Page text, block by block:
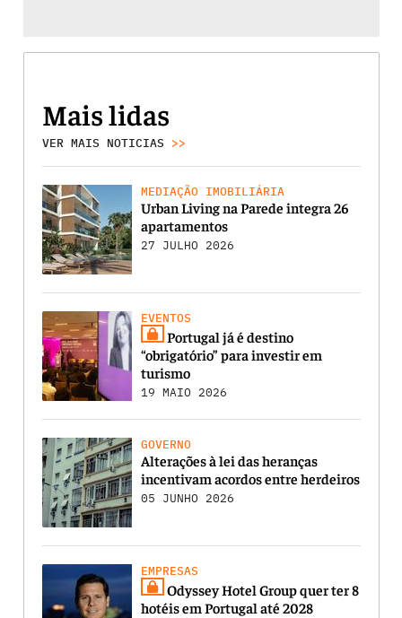
Mais lidas
VER MAIS NOTICIAS >>
MEDIAÇÃO IMOBILIÁRIA
Urban Living na Parede integra 26
apartamentos
27 JULHO 2026
EVENTOS
Portugal já é destino
“obrigatório” para investir em
turismo
19 MAIO 2026
GOVERNO
Alterações à lei das heranças
incentivam acordos entre herdeiros
05 JUNHO 2026
EMPRESAS
Odyssey Hotel Group quer ter 8
hotéis em Portugal até 2028